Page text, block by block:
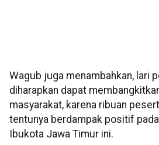
Wagub juga menambahkan, lari
diharapkan dapat
masyarakat, karena ribuan
tentunya berdampak positif
Ibukota Jawa Timur ini.